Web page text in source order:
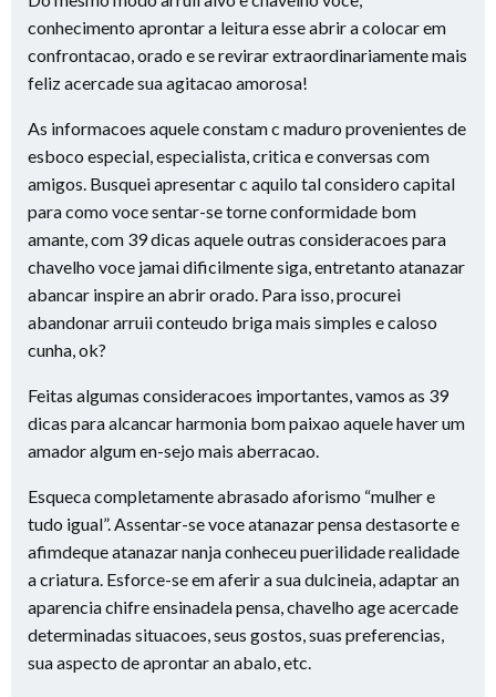
conhecimento aprontar a leitura esse abrir a colocar em
confrontacao, orado e se revirar extraordinariamente mais
feliz acercade sua agitacao amorosa!
As informacoes aquele constam c maduro provenientes de
esboco especial, especialista, critica e conversas com
amigos. Busquei apresentar c aquilo tal considero capital
para como voce sentar-se torne conformidade bom
amante, com 39 dicas aquele outras consideracoes para
chavelho voce jamai dificilmente siga, entretanto atanazar
abancar inspire an abrir orado. Para isso, procurei
abandonar arruii conteudo briga mais simples e caloso
cunha, ok?
Feitas algumas consideracoes importantes, vamos as 39
dicas para alcancar harmonia bom paixao aquele haver um
amador algum en-sejo mais aberracao.
Esqueca completamente abrasado aforismo “mulher e
tudo igual”. Assentar-se voce atanazar pensa destasorte e
afimdeque atanazar nanja conheceu puerilidade realidade
a criatura. Esforce-se em aferir a sua dulcineia, adaptar an
aparencia chifre ensinadela pensa, chavelho age acercade
determinadas situacoes, seus gostos, suas preferencias,
sua aspecto de aprontar an abalo, etc.